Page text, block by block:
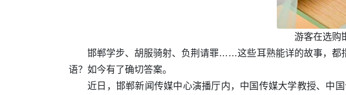
游客在选购
邯郸学步、胡服骑射、负荆请罪……这些耳熟能详的故事，都
语？如今有了确切答案。
近日，邯郸新闻传媒中心演播厅内，中国传媒大学教授、中